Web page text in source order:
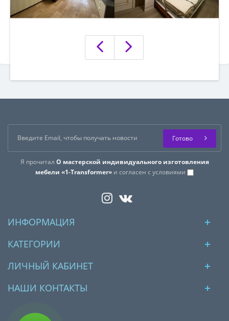
Я прочитал О мастерской индивидуального изготовления
мебели «1-Transformer» и согласен с условиями
Готово
ИНФОРМАЦИЯ
КАТЕГОРИИ
ЛИЧНЫЙ КАБИНЕТ
НАШИ КОНТАКТЫ